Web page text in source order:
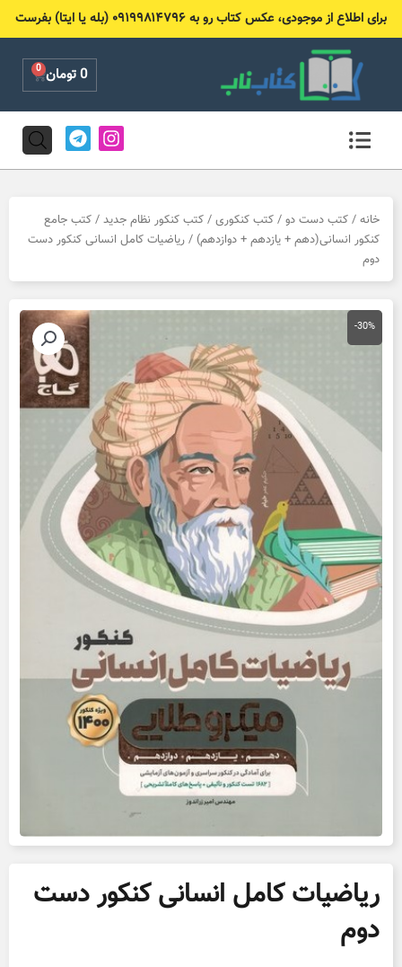
برای اطلاع از موجودی، عکس کتاب رو به ۰۹۱۹۹۸۱۴۷۹۶ (بله یا ایتا) بفرست
0تومان 0
Cart
I
n
s
g
r
m
T
e
l
r
a
خانه / کتب دست دو / کتب کنکوری / کتب کنکور نظام جدید / کتب جامع
کنکور انسانی(دهم + یازدهم + دوازدهم) / ریاضیات کامل انسانی کنکور دست
دوم
-30%
ریاضیات کامل انسانی کنکور دست
دوم